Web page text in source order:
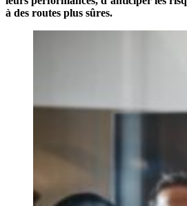
à des routes plus sûres.